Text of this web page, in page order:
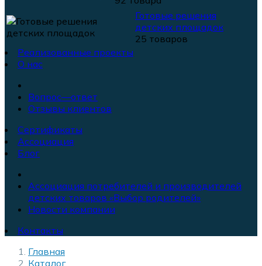
Готовые решения
детских площадок
25 товаров
Реализованные проекты
О нас
Вопрос—ответ
Отзывы клиентов
Сертификаты
Ассоциация
Блог
Ассоциация потребителей и производителей
детских товаров «Выбор родителей»
Новости компании
Контакты
Главная
Каталог